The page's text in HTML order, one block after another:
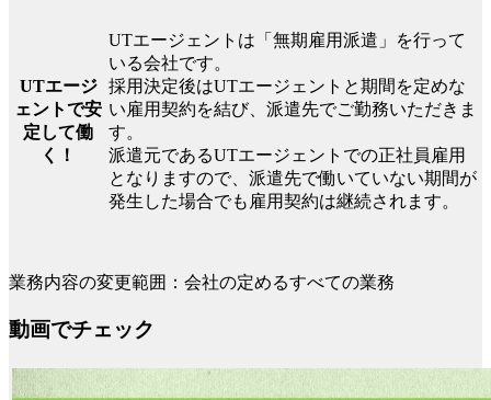
UTエージ
ェントで安
定して働
く！
UTエージェントは「無期雇用派遣」を行って
いる会社です。
採用決定後はUTエージェントと期間を定めな
い雇用契約を結び、派遣先でご勤務いただきま
す。
派遣元であるUTエージェントでの正社員雇用
となりますので、派遣先で働いていない期間が
発生した場合でも雇用契約は継続されます。
業務内容の変更範囲：会社の定めるすべての業務
動画でチェック